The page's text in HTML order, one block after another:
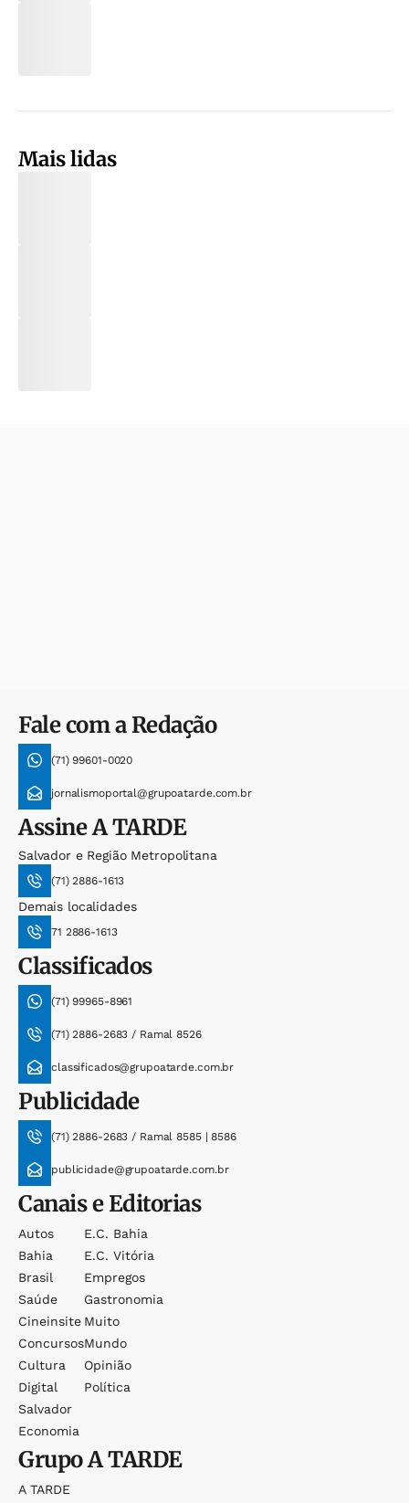
Mais lidas
Fale com a Redação
(71) 99601-0020
jornalismoportal@grupoatarde.com.br
AssineA TARDE
Salvador e Região Metropolitana
(71) 2886-1613
Demais localidades
71 2886-1613
Classificados
(71) 99965-8961
(71) 2886-2683 / Ramal 8526
classificados@grupoatarde.com.br
Publicidade
(71) 2886-2683 / Ramal 8585 | 8586
publicidade@grupoatarde.com.br
Canais e Editorias
Autos
Bahia
Brasil
Saúde
Cineinsite
Concursos
Cultura
Digital
Salvador
Economia
E.c. Bahia
E.c. Vitória
Empregos
Gastronomia
Muito
Mundo
Opinião
Política
GrupoA TARDE
A TARDE